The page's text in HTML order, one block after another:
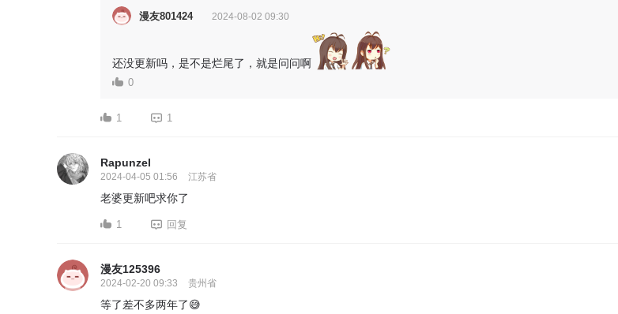
漫友801424 2024-08-02 09:30
还没更新吗，是不是烂尾了，就是问问啊
0
1 1
Rapunzel
2024-04-05 01:56 江苏省
老婆更新吧求你了
1 回复
漫友125396
2024-02-20 09:33 贵州省
等了差不多两年了😅